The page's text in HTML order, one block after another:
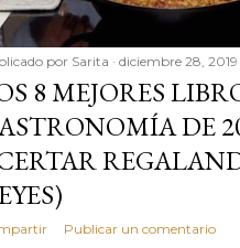
por Sarita diciembre 28, 2019
8 MEJORES
DE
Publicar un comentario